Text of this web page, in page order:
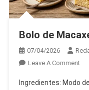
Bolo de
07/04/2026
Leave A CommentOn
De
Ingredientes: Modo